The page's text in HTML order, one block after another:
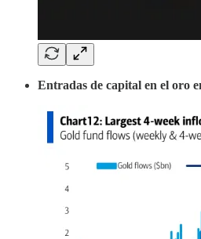
Entradas de capital en el oro